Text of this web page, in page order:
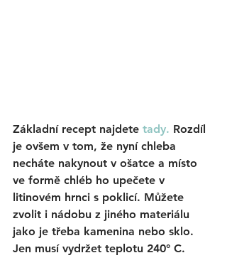
Základní recept najdete tady. Rozdíl
je ovšem v tom, že nyní chleba
necháte nakynout v ošatce a místo
ve formě chléb ho upečete v
litinovém hrnci s poklicí. Můžete
zvolit i nádobu z jiného materiálu
jako je třeba kamenina nebo sklo.
Jen musí vydržet teplotu 240° C.